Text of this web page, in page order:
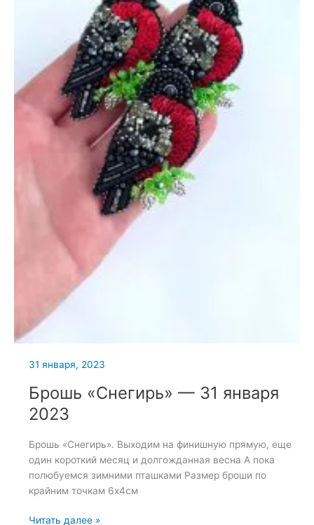
31 января, 2023
Брошь «Снегирь» — 31 января
2023
Брошь «Снегирь». Выходим на финишную прямую, еще
один короткий месяц и долгожданная весна А пока
полюбуемся зимними пташками Размер броши по
крайним точкам 6х4см
Брошь
Читать далее »